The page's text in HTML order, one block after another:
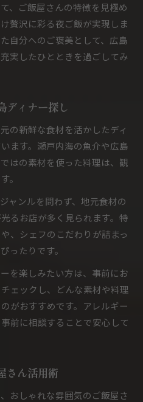
家族ディナーの魅力
ご飯ご飯屋さん
飯屋さんおすすめ
広島ご飯屋さんの魅力
ご飯屋さん徹底紹介
える夜ご飯ご飯屋さん
しゃれな夜を演出
さん夜ご飯スタイル
内の夜ご飯スポット
スパ良好夜ご飯術
屋さんの見極め方
飯屋さんポイント
コスパ比較術
屋さんのお得情報
、ご飯屋さんの特徴を見極め
贅沢に彩る夜ご飯が実現しま
自分へのご褒美として、広島
実したひとときを過ごしてみ
ディナー探し
の新鮮な食材を活かしたディ
ます。瀬戸内海の魚介や広島
はの素材を使った料理は、観
。
ャンルを問わず、地元食材の
るお店が多く見られます。特
、シェフのこだわりが詰まっ
ったりです。
を楽しみたい方は、事前にお
ェックし、どんな素材や料理
がおすすめです。アレルギー
前に相談することで安心して
さん活用術
おしゃれな雰囲気のご飯屋さ